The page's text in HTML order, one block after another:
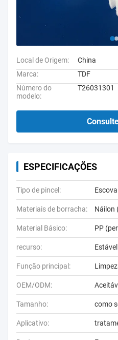
Local de Origem:
China
Marca:
TDF
Número do
modelo:
T26031301
ESPECIFICAÇÕES
Tipo de pincel:
Materiais de borracha: Náilon
Material Básico: PP
recurso:
Função principal:
OEM/ODM:
Tamanho: como
Aplicativo: